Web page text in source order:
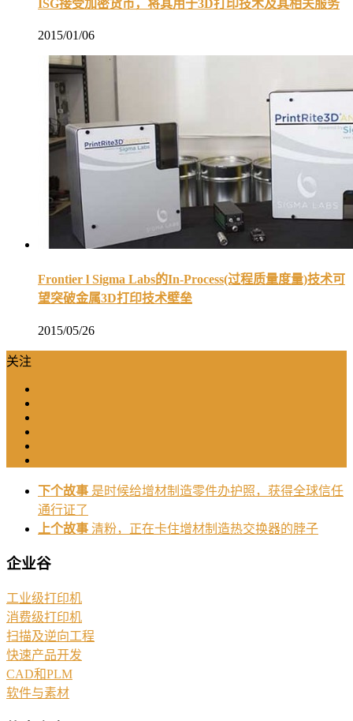
ISG接受加密货币，将其用于3D打印技术及其相关服务
2015/01/06
Frontier l Sigma Labs的In-Process(过程质量度量)技术可
望突破金属3D打印技术壁垒
2015/05/26
关注
下个故事 是时候给增材制造零件办护照，获得全球信任
通行证了
上个故事 清粉，正在卡住增材制造热交换器的脖子
企业谷
工业级打印机
消费级打印机
扫描及逆向工程
快速产品开发
CAD和PLM
软件与素材